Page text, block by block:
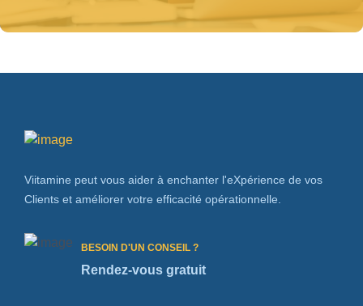
Viitamine peut vous aider à enchanter l'eXpérience de vos
Clients et améliorer votre efficacité opérationnelle.
BESOIN D'UN CONSEIL ?
Rendez-vous gratuit